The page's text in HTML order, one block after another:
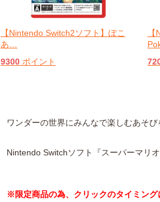
【Nintendo Switch2ソフト】ぽこ
あ
9300 ポイント
ワンダーの世界にみんなで楽しむあそび
Nintendo Switchソフト『スーパーマリ
※限定商品の為、クリックのタイミング